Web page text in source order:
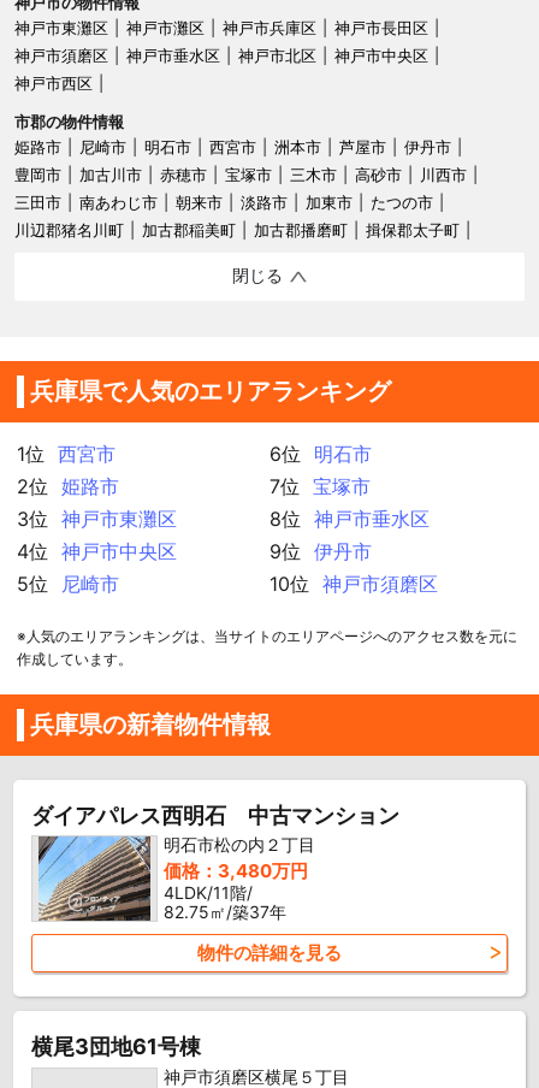
神戸市東灘区
神戸市灘区 神戸市兵庫区
神戸市長田区
神戸市須磨区
神戸市垂水区 神戸市北区
神戸市中央区
神戸市西区
市郡の物件情報
姫路市
尼崎市 明石市 西宮市 洲本市 芦屋市
伊丹市
豊岡市
加古川市 赤穂市 宝塚市 三木市 高砂市
川西市
三田市
南あわじ市 朝来市 淡路市 加東市
たつの市
川辺郡猪名川町
加古郡稲美町 加古郡播磨町 揖保郡太子町
閉じる
兵庫県で人気のエリアランキング
1位
西宮市
2位
姫路市
3位
神戸市東灘区
4位
神戸市中央区
5位
尼崎市
6位
明石市
7位
宝塚市
8位
神戸市垂水区
9位
伊丹市
10位
神戸市須磨区
※人気のエリアランキングは、当サイトのエリアページへのアクセス数を元に
作成しています。
兵庫県の新着物件情報
ダイアパレス西明石 中古マンション
明石市松の内２丁目
価格：3,480万円
4LDK/11階/
82.75㎡/築37年
物件の詳細を見る
横尾3団地61号棟
神戸市須磨区横尾５丁目